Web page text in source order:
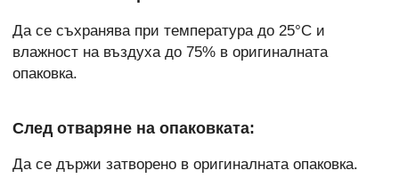
Да се съхранява при температура до 25°C и
влажност на въздуха до 75% в оригиналната
опаковка.
След отваряне на опаковката:
Да се държи затворено в оригиналната опаковка.